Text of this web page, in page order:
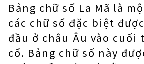
Bảng chữ số La Mã là
các chữ số đặc biệt
đầu ở châu Âu vào
cổ. Bảng chữ số này